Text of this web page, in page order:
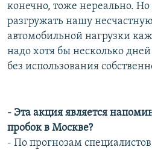
конечно, тоже нереально.
разгружать нашу
автомобильной нагрузки
надо хотя бы несколько дней
без использования
- Эта акция является
пробок в Москве?
- По прогнозам